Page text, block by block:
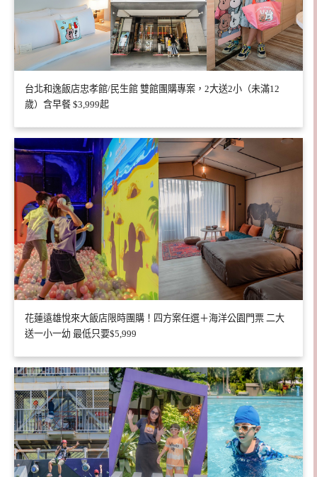
台北和逸飯店忠孝館/民生館 雙館團購專案，2大送2小（未滿12
歲）含早餐 $3,999起
花蓮遠雄悅來大飯店限時團購！四方案任選＋海洋公園門票 二大
送一小一幼 最低只要$5,999